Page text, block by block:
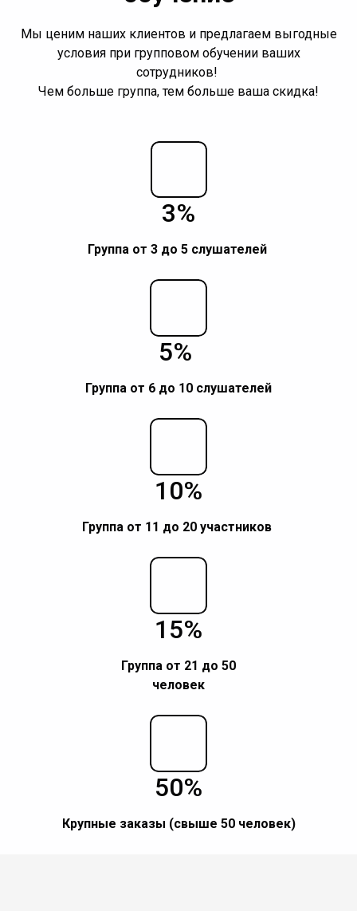
Мы ценим наших клиентов и предлагаем выгодные
условия при групповом обучении ваших
сотрудников!
Чем больше группа, тем больше ваша скидка!
3%
Группа от 3 до 5 слушателей
5%
Группа от 6 до 10 слушателей
10%
Группа от 11 до 20 участников
15%
Группа от 21 до 50
человек
50%
Крупные заказы (свыше 50 человек)